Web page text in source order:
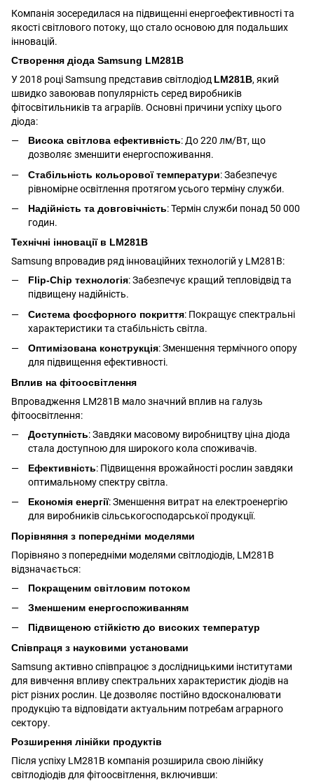
Компанія зосередилася на підвищенні енергоефективності та
якості світлового потоку, що стало основою для подальших
інновацій.
Створення діода Samsung LM281B
У 2018 році Samsung представив світлодіод LM281B, який
швидко завоював популярність серед виробників
фітосвітильників та аграріїв. Основні причини успіху цього
діода:
Висока світлова ефективність: До 220 лм/Вт, що
дозволяє зменшити енергоспоживання.
Стабільність кольорової температури: Забезпечує
рівномірне освітлення протягом усього терміну служби.
Надійність та довговічність: Термін служби понад 50 000
годин.
Технічні інновації в LM281B
Samsung впровадив ряд інноваційних технологій у LM281B:
Flip-Chip технологія: Забезпечує кращий тепловідвід та
підвищену надійність.
Система фосфорного покриття: Покращує спектральні
характеристики та стабільність світла.
Оптимізована конструкція: Зменшення термічного опору
для підвищення ефективності.
Вплив на фітоосвітлення
Впровадження LM281B мало значний вплив на галузь
фітоосвітлення:
Доступність: Завдяки масовому виробництву ціна діода
стала доступною для широкого кола споживачів.
Ефективність: Підвищення врожайності рослин завдяки
оптимальному спектру світла.
Економія енергії: Зменшення витрат на електроенергію
для виробників сільськогосподарської продукції.
Порівняння з попередніми моделями
Порівняно з попередніми моделями світлодіодів, LM281B
відзначається:
Покращеним світловим потоком
Зменшеним енергоспоживанням
Підвищеною стійкістю до високих температур
Співпраця з науковими установами
Samsung активно співпрацює з дослідницькими інститутами
для вивчення впливу спектральних характеристик діодів на
ріст різних рослин. Це дозволяє постійно вдосконалювати
продукцію та відповідати актуальним потребам аграрного
сектору.
Розширення лінійки продуктів
Після успіху LM281B компанія розширила свою лінійку
світлодіодів для фітоосвітлення, включивши: